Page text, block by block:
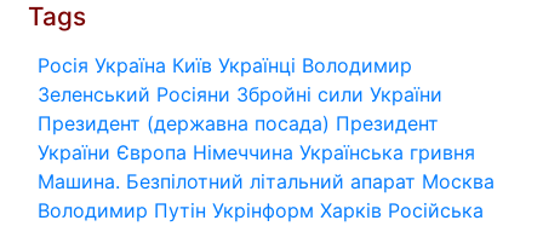
Tags
Росія Україна Київ Українці Володимир
Зеленський Росіяни Збройні сили України
Президент (державна посада) Президент
України Європа Німеччина Українська гривня
Машина. Безпілотний літальний апарат Москва
Володимир Путін Укрінформ Харків Російська